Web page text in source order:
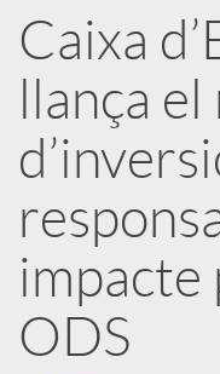
a
r
x
e
s
Caixa
llança el
impacte
ODS